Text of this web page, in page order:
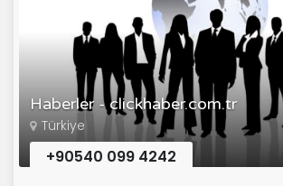
Haberler - clickhaber.com.tr
Türkiye
+90540 099 4242